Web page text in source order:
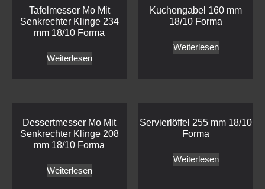
Tafelmesser Mo Mit
Senkrechter Klinge 234
mm 18/10 Forma
Weiterlesen
Kuchengabel 160 mm
18/10 Forma
Weiterlesen
Dessertmesser Mo Mit
Senkrechter Klinge 208
mm 18/10 Forma
Weiterlesen
Servierlöffel 255 mm 18/10
Forma
Weiterlesen